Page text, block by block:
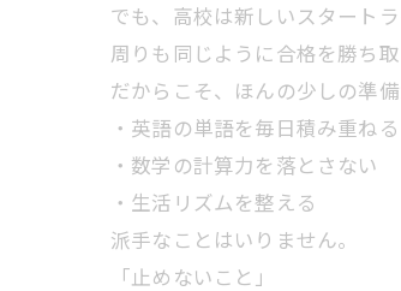
でも、高校は新しいスタートラ
周りも同じように合格を勝ち
だからこそ、ほんの少しの準
・英語の単語を毎日積み重ねる
・数学の計算力を落とさない
・生活リズムを整える
派手なことはいりません。
「止めないこと」